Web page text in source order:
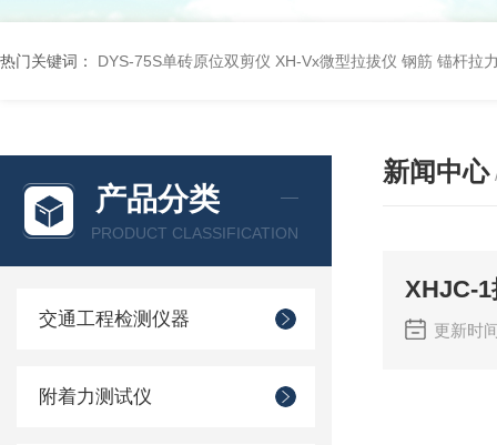
热门关键词： DYS-75S单砖原位双剪仪 XH-Vx微型拉拔仪 钢筋 锚杆拉
产品分类
PRODUCT CLASSIFICATION
交通工程检测仪器
附着力测试仪
新闻中心
XHJC-
更新时